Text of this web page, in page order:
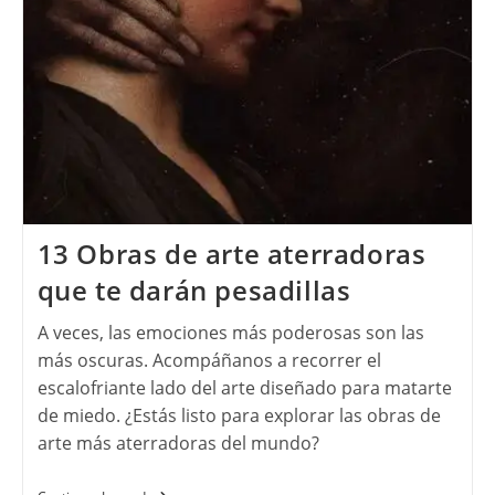
13 Obras de arte aterradoras
que te darán pesadillas
A veces, las emociones más poderosas son las
más oscuras. Acompáñanos a recorrer el
escalofriante lado del arte diseñado para matarte
de miedo. ¿Estás listo para explorar las obras de
arte más aterradoras del mundo?